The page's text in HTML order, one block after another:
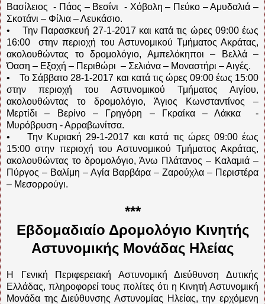
Βασίλειος - Πάος – Βεσίνι - Χόβολη – Πεύκο – Αμυδαλιά –
Σκοτάνι – Φίλια – Λευκάσιο.
• Την Παρασκευή 27-1-2017 και κατά τις ώρες 09:00 έως
16:00 στην περιοχή του Αστυνομικού Τμήματος Ακράτας,
ακολουθώντας το δρομολόγιο, Αμπελόκηποι – Βελλά –
Όαση – Εξοχή – Περιθώρι – Σελιάνα – Μοναστήρι – Αιγές.
• Το Σάββατο 28-1-2017 και κατά τις ώρες 09:00 έως 15:00
στην περιοχή του Αστυνομικού Τμήματος Αιγίου,
ακολουθώντας το δρομολόγιο, Άγιος Κωνσταντίνος –
Μερτίδι – Βερίνο – Γρηγόρη – Γκραίκα – Λάκκα -
Μυρόβρυση - Αρραβωνίτσα.
• Την Κυριακή 29-1-2017 και κατά τις ώρες 09:00 έως
15:00 στην περιοχή του Αστυνομικού Τμήματος Ακράτας,
ακολουθώντας το δρομολόγιο, Άνω Πλάτανος – Καλαμιά –
Πύργος – Βαλίμη – Αγία Βαρβάρα – Ζαρούχλα – Περιστέρα
– Μεσορρούγι.
***
Εβδομαδιαίο Δρομολόγιο Κινητής
Αστυνομικής Μονάδας Ηλείας
Η Γενική Περιφερειακή Αστυνομική Διεύθυνση Δυτικής
Ελλάδας, πληροφορεί τους πολίτες ότι η Κινητή Αστυνομική
Μονάδα της Διεύθυνσης Αστυνομίας Ηλείας, την ερχόμενη